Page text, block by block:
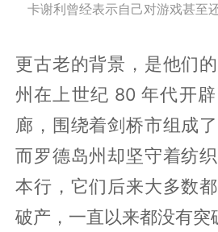
卡谢利曾经表示自己对游戏甚至
更古老的背景，是他们
州在上世纪 80 年代开
廊，围绕着剑桥市组成
而罗德岛州却坚守着纺
本行，它们后来大多数
破产，一直以来都没有突